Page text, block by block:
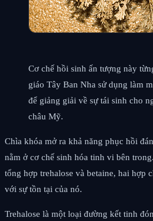
Cơ chế hồi sinh ấn tượng này
giáo Tây Ban Nha sử dụng làm
để giảng giải về sự tái sinh cho
châu Mỹ.
Chìa khóa mở ra khả năng phục hồi
nằm ở cơ chế sinh hóa tinh vi bên
tổng hợp trehalose và betaine, hai hợp
với sự tồn tại của nó.
Trehalose là một loại đường kết tinh